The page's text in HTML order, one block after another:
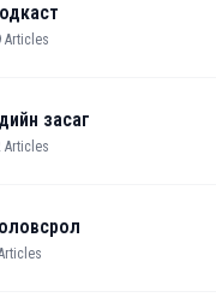
Articles
засаг
Articles